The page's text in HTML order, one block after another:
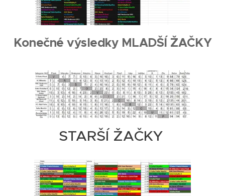
Konečné výsledky MLADŠÍ ŽAČKY
STARŠÍ ŽAČKY